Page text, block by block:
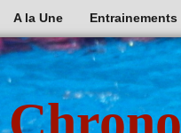
A la Une Entrainements